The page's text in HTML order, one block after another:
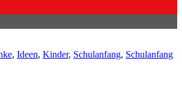
, Ideen, Kinder, Schulanfang, Schulanfang